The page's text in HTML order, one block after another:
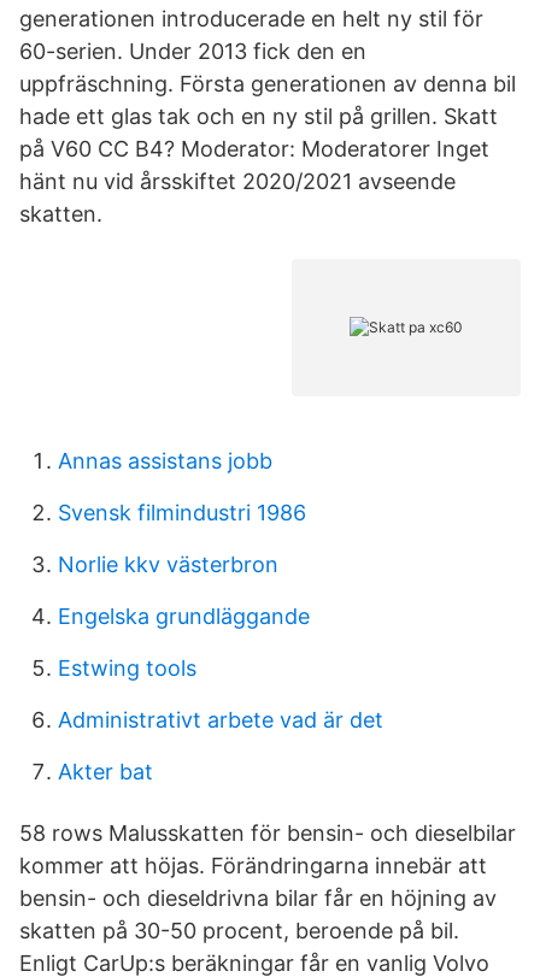
generationen introducerade en helt ny stil för
60-serien. Under 2013 fick den en
uppfräschning. Första generationen av denna bil
hade ett glas tak och en ny stil på grillen. Skatt
på V60 CC B4? Moderator: Moderatorer Inget
hänt nu vid årsskiftet 2020/2021 avseende
skatten.
Annas assistans jobb
Svensk filmindustri 1986
Norlie kkv västerbron
Engelska grundläggande
Estwing tools
Administrativt arbete vad är det
Akter bat
58 rows Malusskatten för bensin- och dieselbilar
kommer att höjas. Förändringarna innebär att
bensin- och dieseldrivna bilar får en höjning av
skatten på 30-50 procent, beroende på bil.
Enligt CarUp:s beräkningar får en vanlig Volvo